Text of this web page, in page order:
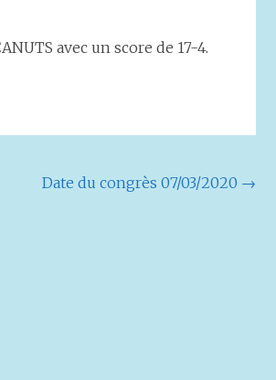
avec un score de 17-4.
Date du congrès 07/03/2020 →